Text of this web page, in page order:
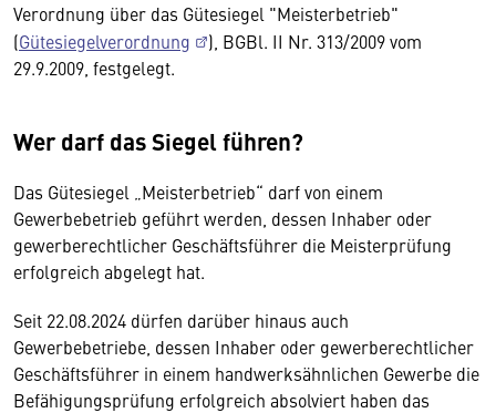
Verordnung über das Gütesiegel "Meisterbetrieb"
(Gütesiegelverordnung
), BGBl. II Nr. 313/2009 vom
29.9.2009, festgelegt.
Wer darf das Siegel führen?
Das Gütesiegel „Meisterbetrieb“ darf von einem
Gewerbebetrieb geführt werden, dessen Inhaber oder
gewerberechtlicher Geschäftsführer die Meisterprüfung
erfolgreich abgelegt hat.
Seit 22.08.2024 dürfen darüber hinaus auch
Gewerbebetriebe, dessen Inhaber oder gewerberechtlicher
Geschäftsführer in einem handwerksähnlichen Gewerbe die
Befähigungsprüfung erfolgreich absolviert haben das